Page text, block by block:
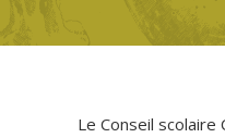
Le Conseil